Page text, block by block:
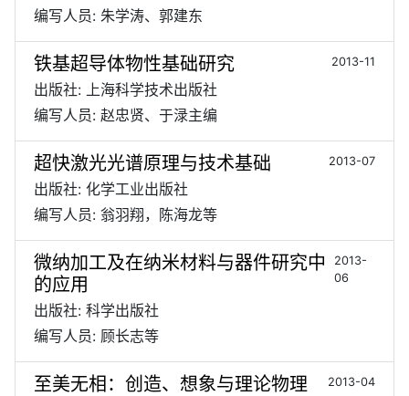
编写人员: 朱学涛、郭建东
铁基超导体物性基础研究 2013-11
出版社: 上海科学技术出版社
编写人员: 赵忠贤、于渌主编
超快激光光谱原理与技术基础 2013-07
出版社: 化学工业出版社
编写人员: 翁羽翔，陈海龙等
微纳加工及在纳米材料与器件研究中
的应用
2013-
06
出版社: 科学出版社
编写人员: 顾长志等
至美无相：创造、想象与理论物理 2013-04